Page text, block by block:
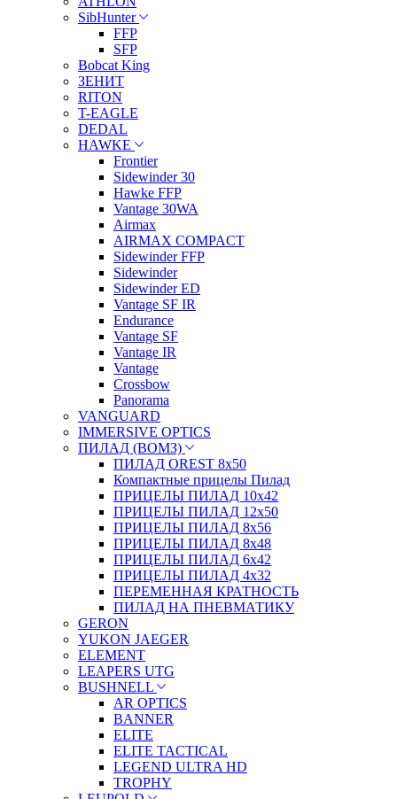
SibHunter
FFP
SFP
Bobcat King
ЗЕНИТ
RITON
T-EAGLE
DEDAL
HAWKE
Frontier
Sidewinder 30
Hawke FFP
Vantage 30WA
Airmax
AIRMAX COMPACT
Sidewinder FFP
Sidewinder
Sidewinder ED
Vantage SF IR
Endurance
Vantage SF
Vantage IR
Vantage
Crossbow
Panorama
VANGUARD
IMMERSIVE OPTICS
ПИЛАД (ВОМЗ)
ПИЛАД OREST 8х50
Компактные прицелы Пилад
ПРИЦЕЛЫ ПИЛАД 10х42
ПРИЦЕЛЫ ПИЛАД 12х50
ПРИЦЕЛЫ ПИЛАД 8х56
ПРИЦЕЛЫ ПИЛАД 8х48
ПРИЦЕЛЫ ПИЛАД 6х42
ПРИЦЕЛЫ ПИЛАД 4х32
ПЕРЕМЕННАЯ КРАТНОСТЬ
ПИЛАД НА ПНЕВМАТИКУ
GERON
YUKON JAEGER
ELEMENT
LEAPERS UTG
BUSHNELL
AR OPTICS
BANNER
ELITE
ELITE TACTICAL
LEGEND ULTRA HD
TROPHY